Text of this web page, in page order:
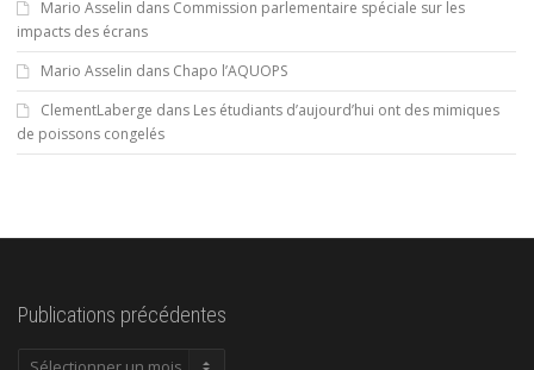
Mario Asselin dans Commission parlementaire spéciale sur les
impacts des écrans
Mario Asselin dans Chapo l’AQUOPS
ClementLaberge dans Les étudiants d’aujourd’hui ont des mimiques
de poissons congelés
Publications précédentes
Publications